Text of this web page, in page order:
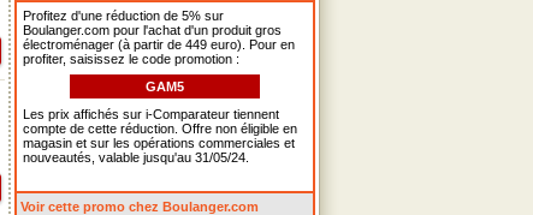
Profitez d'une réduction de 5% sur
Boulanger.com pour l'achat d'un produit gros
électroménager (à partir de 449 euro). Pour en
profiter, saisissez le code promotion :
GAM5
Les prix affichés sur i-Comparateur tiennent
compte de cette réduction. Offre non éligible en
magasin et sur les opérations commerciales et
nouveautés, valable jusqu'au 31/05/24.
Voir cette promo chez Boulanger.com